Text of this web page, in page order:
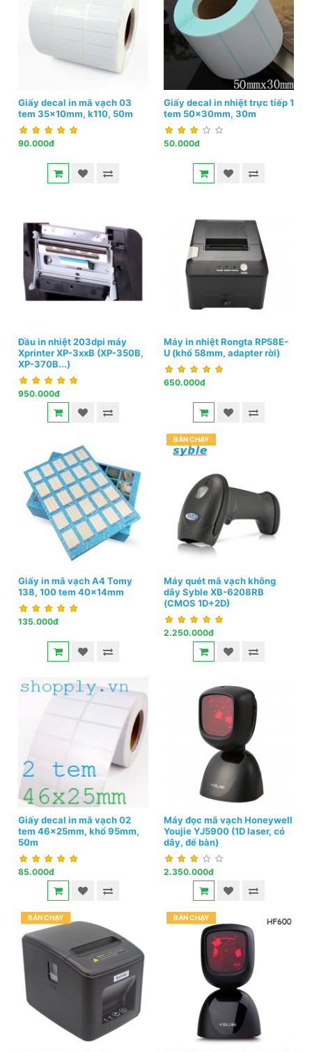
Giấy decal in mã vạch 03
tem 35x10mm, k110, 50m
90.000đ
Giấy decal in nhiệt trực tiếp 1
tem 50x30mm, 30m
50.000đ
Đầu in nhiệt 203dpi máy
Xprinter XP-3xxB (XP-350B,
XP-370B...)
950.000đ
Máy in nhiệt Rongta RP58E-
U (khổ 58mm, adapter rời)
650.000đ
Giấy in mã vạch A4 Tomy
138, 100 tem 40x14mm
135.000đ
BÁN CHẠY
Máy quét mã vạch không
dây Syble XB-6208RB
(CMOS 1D+2D)
2.250.000đ
Giấy decal in mã vạch 02
tem 46x25mm, khổ 95mm,
50m
85.000đ
Máy đọc mã vạch Honeywell
Youjie YJ5900 (1D laser, có
dây, để bàn)
2.350.000đ
BÁN CHẠY BÁN CHẠY